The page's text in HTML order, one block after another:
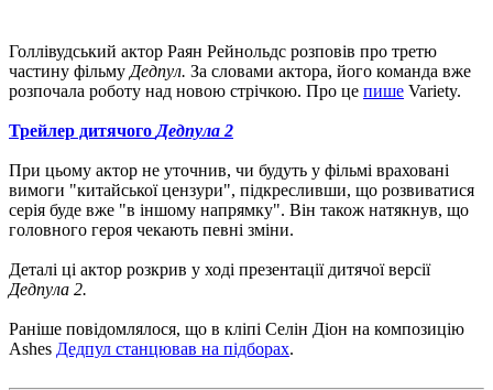
Голлівудський актор Раян Рейнольдс розповів про третю
частину фільму Дедпул. За словами актора, його команда вже
розпочала роботу над новою стрічкою. Про це пише Variety.
Трейлер дитячого Дедпула 2
При цьому актор не уточнив, чи будуть у фільмі враховані
вимоги "китайської цензури", підкресливши, що розвиватися
серія буде вже "в іншому напрямку". Він також натякнув, що
головного героя чекають певні зміни.
Деталі ці актор розкрив у ході презентації дитячої версії
Дедпула 2.
Раніше повідомлялося, що в кліпі Селін Діон на композицію
Ashes Дедпул станцював на підборах.